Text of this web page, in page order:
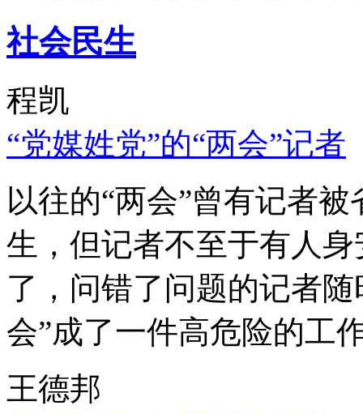
社会民生
程凯
“党媒姓党”的“两会”记者
以往的“两会”曾有记者
生，但记者不至于有人
了，问错了问题的记者
会”成了一件高危险的工
王德邦